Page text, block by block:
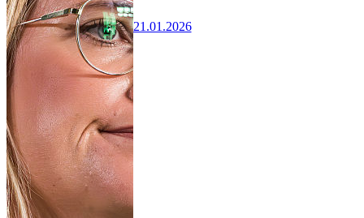
21.01.2026